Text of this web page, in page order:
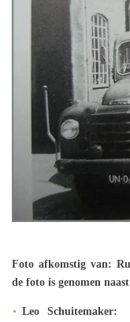
Foto afkomstig van:
de foto is genomen
Leo